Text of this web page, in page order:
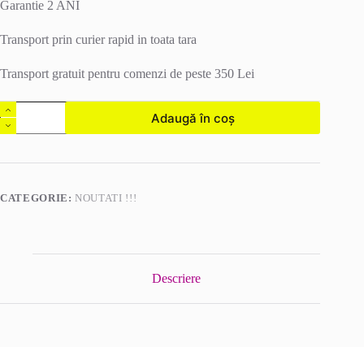
Garantie 2 ANI
Transport prin curier rapid in toata tara
Transport gratuit pentru comenzi de peste 350 Lei
Cantitate
Suport
Acumulator
Adaugă în coș
CATEGORIE:NOUTATI !!!
Descriere